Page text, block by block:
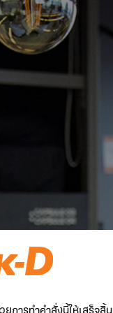
การทำคำสั่งนี้ให้เสร็จสิ้น